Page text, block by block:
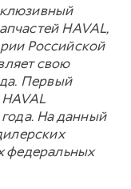
HAVAL,
Российской
свою
Первый
На данный
федеральных